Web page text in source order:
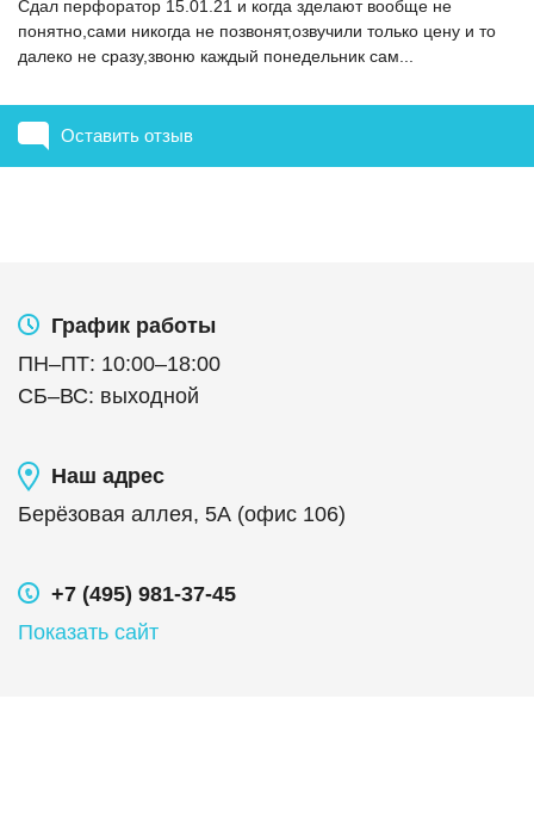
Сдал перфоратор 15.01.21 и когда зделают вообще не
понятно,сами никогда не позвонят,озвучили только цену и то
далеко не сразу,звоню каждый понедельник сам...
Оставить отзыв
График работы
ПН–ПТ: 10:00–18:00
СБ–ВС: выходной
Наш адрес
Берёзовая аллея, 5А (офис 106)
+7 (495) 981-37-45
Показать сайт